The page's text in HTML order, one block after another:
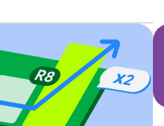
en su base de